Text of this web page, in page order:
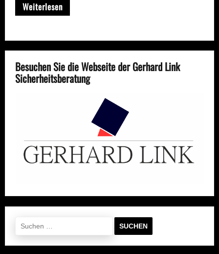
Weiterlesen
Besuchen Sie die Webseite der Gerhard Link
Sicherheitsberatung
nach: